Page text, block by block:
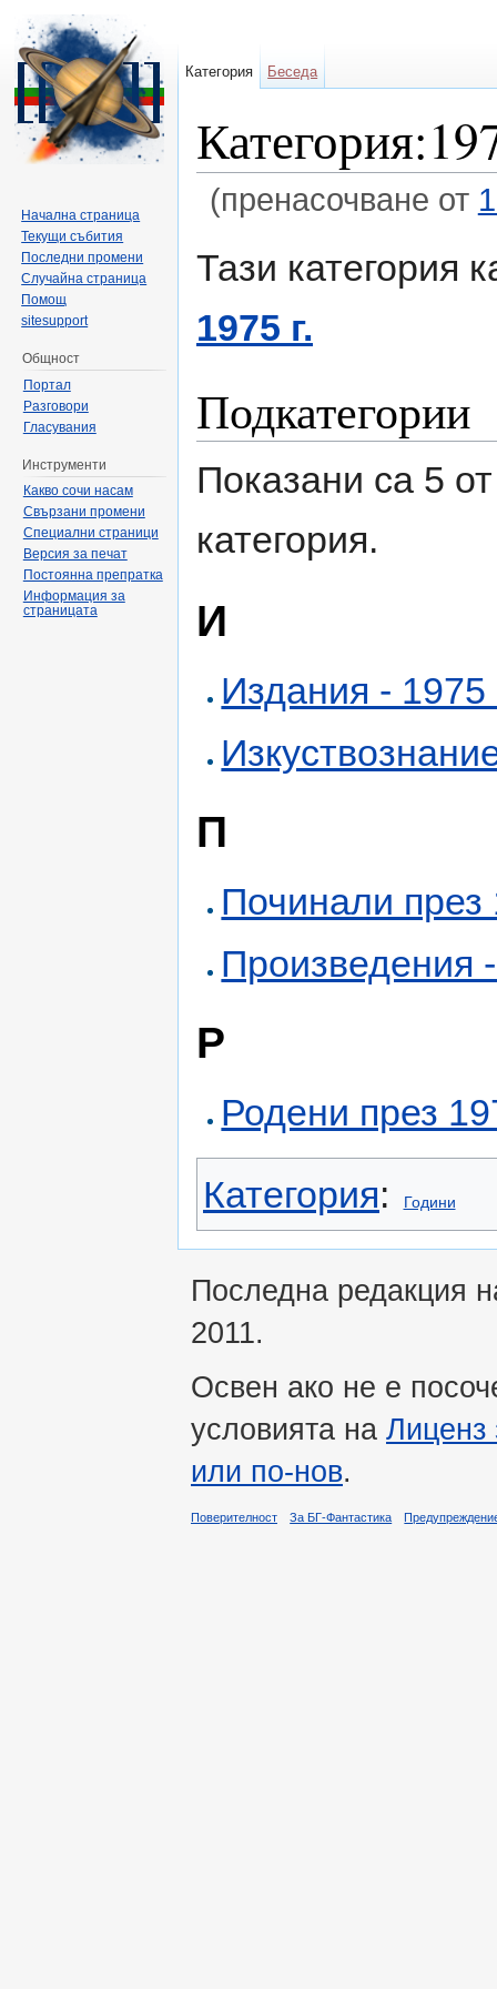
(пренасочване от
Тази категория
1975 г.
Подкатегории
Показани са 5
категория.
И
Издания - 1975
П
Починали през
Произведения
Р
Родени през
Категория: Години
Категория Беседа
Начална страница
Текущи събития
Последни промени
Случайна страница
Помощ
sitesupport
Общност
Портал
Разговори
Гласувания
Инструменти
Какво сочи насам
Свързани промени
Специални страници
Версия за печат
Постоянна препратка
Информация за
страницата
Последна редакция
2011.
Освен ако не е
условията на Лиценз
или по-нов.
Поверителност За БГ-Фантастика